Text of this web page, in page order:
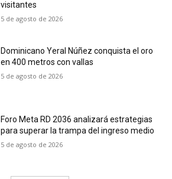
visitantes
5 de agosto de 2026
Dominicano Yeral Núñez conquista el oro
en 400 metros con vallas
5 de agosto de 2026
Foro Meta RD 2036 analizará estrategias
para superar la trampa del ingreso medio
5 de agosto de 2026